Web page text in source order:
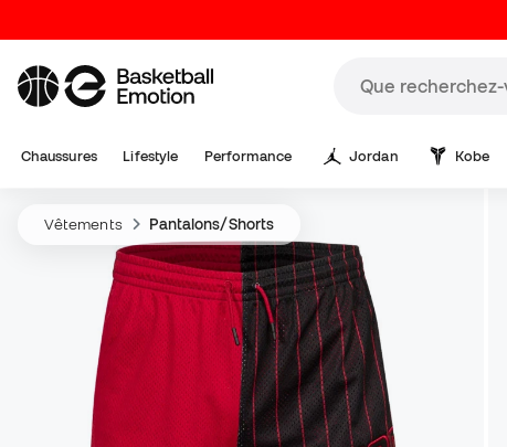
Chaussures Lifestyle Performance Jordan Kobe
Vêtements Pantalons/Shorts